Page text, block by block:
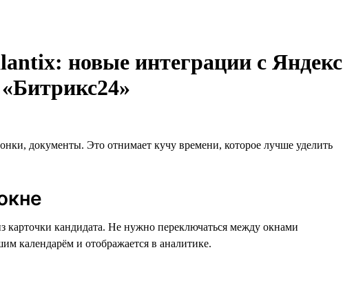
новые интеграции с Яндекс
документы. Это отнимает кучу времени, которое лучше уделить
карточки кандидата. Не нужно переключаться между окнами
календарём и отображается в аналитике.